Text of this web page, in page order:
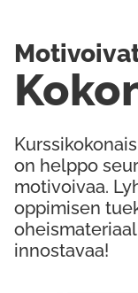
on helppo
motivoivaa.
oppimisen
innostavaa!